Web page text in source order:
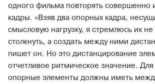
одного фильма повторять совершенно
кадры. «Взяв два опорных кадра,
смысловую нагрузку, я стремлюсь их
столкнуть, а создать между ними
пишет он. Но это дистанцирование
отчетливое ритмическое значение.
опорные элементы должны иметь